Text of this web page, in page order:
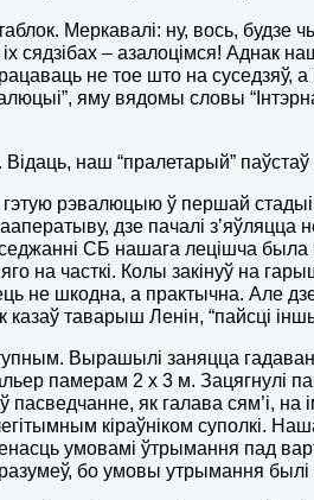
Меркавалі: ну, вось, будзе
сядзібах – азалоцімся! Аднак
не тое што на суседзяў, а
яму вядомы словы
наш “пралетарый” паўстаў
рэвалюцыю ў першай стадыі,
дзе пачалі
СБ нашага лецішча
яго на часткі. Колы закінуў на
не шкодна, а практычна. Але
таварыш Ленін, “пайсці
Вырашылі заняцца
памерам 2x 3 м. Зацягнулі
пасведчанне, як галава сям’і,
кіраўніком суполкі.
умовамі ўтрымання пад
разумеў, бо умовы утрымання